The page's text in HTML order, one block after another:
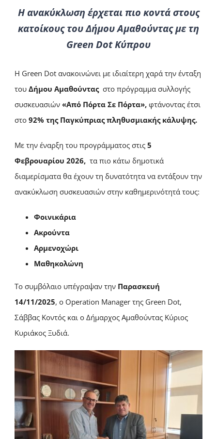
Η ανακύκλωση έρχεται πιο κοντά στους
κατοίκους του Δήμου Αμαθούντας με τη
Green Dot Κύπρου
Η Green Dot ανακοινώνει με ιδιαίτερη χαρά την ένταξη
του Δήμου Αμαθούντας στο πρόγραμμα συλλογής
συσκευασιών «Από Πόρτα Σε Πόρτα», φτάνοντας έτσι
στο 92% της Παγκύπριας πληθυσμιακής κάλυψης.
Με την έναρξη του προγράμματος στις 5
Φεβρουαρίου 2026, τα πιο κάτω δημοτικά
διαμερίσματα θα έχουν τη δυνατότητα να εντάξουν την
ανακύκλωση συσκευασιών στην καθημερινότητά τους:
Φοινικάρια
Ακρούντα
Αρμενοχώρι
Μαθηκολώνη
Το συμβόλαιο υπέγραψαν την Παρασκευή
14/11/2025, ο Operation Manager της Green Dot,
Σάββας Κοντός και o Δήμαρχος Αμαθούντας Κύριος
Κυριάκος Ξυδιά.